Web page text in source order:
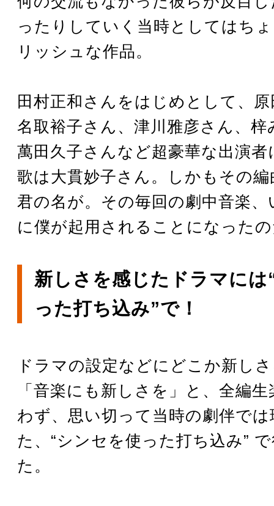
ったりしていく当時としてはち
リッシュな作品。
田村正和さんをはじめとして、
名取裕子さん、津川雅彦さん、
萬田久子さんなど超豪華な出演者
歌は大貫妙子さん。しかもその
君の名が。その毎回の劇中音楽
に僕が起用されることになった
新しさを感じたドラマには
った打ち込み”で！
ドラマの設定などにどこか新し
「音楽にも新しさを」と、全編
わず、思い切って当時の劇伴で
た、“シンセを使った打ち込み”
た。